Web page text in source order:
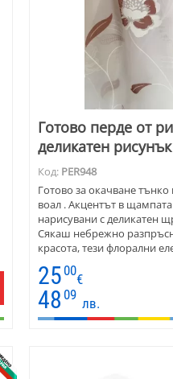
Готово перде от
деликатен рисунък
Код: PER948
Готово за окачване тънко
воал . Акцентът в
нарисувани с деликатен
Сякаш небрежно
красота, тези флорални
незабравима атмосфера в
пердето са универсални и
прекрасно с плътни
екрю до много тъмно
съчетават с мебели от
25 00
€
48 09
лв.